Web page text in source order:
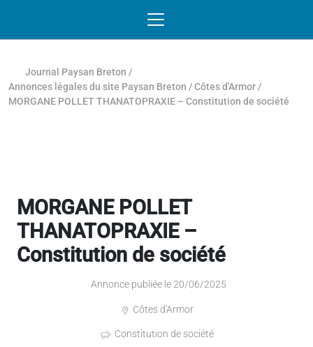
Journal Paysan Breton /
Annonces légales du site Paysan Breton /Côtes d'Armor /
MORGANE POLLET THANATOPRAXIE – Constitution de société
MORGANE POLLET
THANATOPRAXIE –
Constitution de société
Annonce publiée le 20/06/2025
Côtes d'Armor
Constitution de société